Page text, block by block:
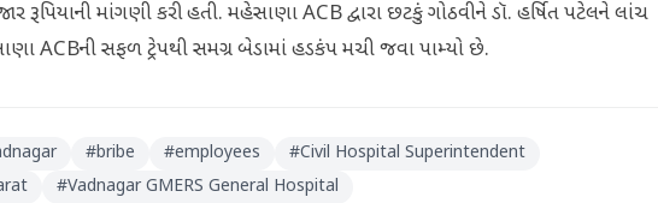
રૂપિયાની માંગણી કરી હતી. મહેસાણા ACB દ્વારા છટકું ગોઠવીને ડૉ. હર્ષિત પટેલને લાંચ
ACBની સફળ ટ્રેપથી સમગ્ર બેડામાં હડકંપ મચી જવા પામ્યો છે.
#bribe #employees #Civil Hospital Superintendent
#Vadnagar GMERS General Hospital